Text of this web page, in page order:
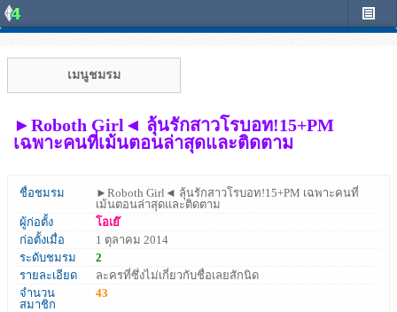
เมนูชมรม
►Roboth Girl◄ ลุ้นรักสาวโรบอท!15+PM
เฉพาะคนที่เม้นตอนล่าสุดและติดตาม
ชื่อชมรม
►Roboth Girl◄ ลุ้นรักสาวโรบอท!15+PM เฉพาะคนที่
เม้นตอนล่าสุดและติดตาม
ผู้ก่อตั้ง
โอเย๊
ก่อตั้งเมื่อ
1 ตุลาคม 2014
ระดับชมรม
2
รายละเอียด
ละครที่ซึ่งไม่เกี่ยวกับชื่อเลยสักนิด
จำนวน
สมาชิก
43